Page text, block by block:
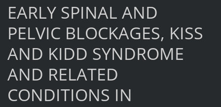
EARLY SPINAL AND
PELVIC BLOCKAGES, KISS
AND KIDD SYNDROME
AND RELATED
CONDITIONS IN